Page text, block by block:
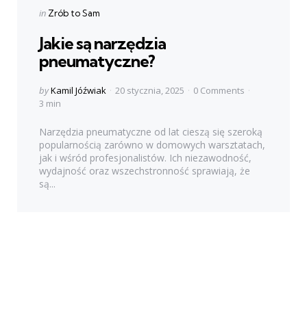
Categories
Posted
in Zrób to Sam
Jakie są narzędzia
pneumatyczne?
Posted
by
byKamil Jóźwiak 20 stycznia, 2025
0 Comments
3 min
Narzędzia pneumatyczne od lat cieszą się szeroką
popularnością zarówno w domowych warsztatach,
jak i wśród profesjonalistów. Ich niezawodność,
wydajność oraz wszechstronność sprawiają, że
są...